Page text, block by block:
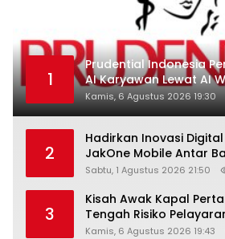
1
Prudential Indonesia
AI Karyawan Lewat AI
Kamis, 6 Agustus 2026 19:30
2
Hadirkan Inovasi
JakOne Mobile Antar
Raih Digital Excellence
Sabtu, 1 Agustus 2026 21:50
3
Kisah Awak Kapal
Tengah Risiko
Kamis, 6 Agustus 2026 19:43